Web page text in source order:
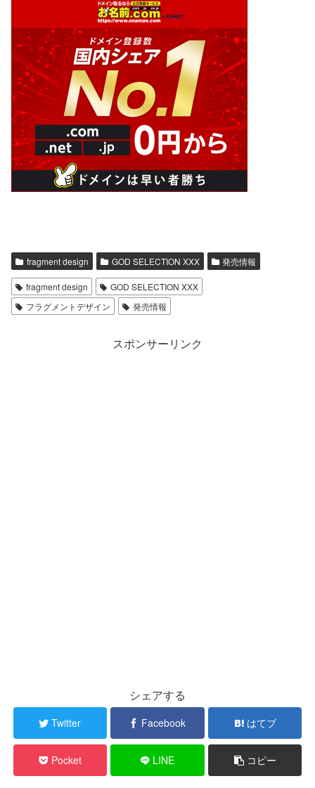
fragment design GOD SELECTION XXX 発売情報
fragment design
GOD SELECTION XXX
フラグメントデザイン
発売情報
スポンサーリンク
シェアする
Twitter Facebook はてブ
Pocket LINE コピー